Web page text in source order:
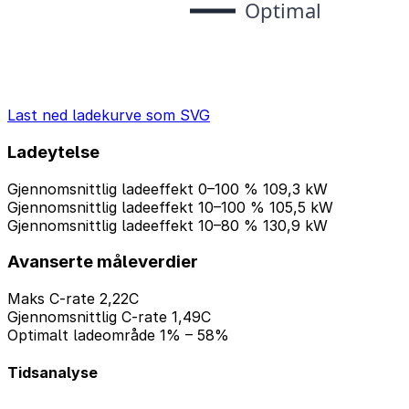
Last ned ladekurve som SVG
Ladeytelse
Gjennomsnittlig ladeeffekt 0–100 % 109,3 kW
Gjennomsnittlig ladeeffekt 10–100 % 105,5 kW
Gjennomsnittlig ladeeffekt 10–80 % 130,9 kW
Avanserte måleverdier
Maks C-rate 2,22C
Gjennomsnittlig C-rate 1,49C
Optimalt ladeområde 1% – 58%
Tidsanalyse